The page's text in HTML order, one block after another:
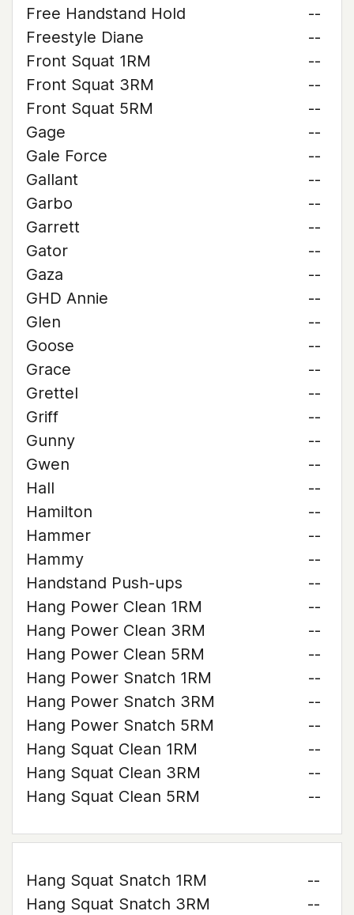
Free Handstand Hold
--
Freestyle Diane
--
Front Squat 1RM
--
Front Squat 3RM
--
Front Squat 5RM
--
Gage
--
Gale Force
--
Gallant
--
Garbo
--
Garrett
--
Gator
--
Gaza
--
GHD Annie
--
Glen
--
Goose
--
Grace
--
Grettel
--
Griff
--
Gunny
--
Gwen
--
Hall
--
Hamilton
--
Hammer
--
Hammy
--
Handstand Push-ups
--
Hang Power Clean 1RM
--
Hang Power Clean 3RM
--
Hang Power Clean 5RM
--
Hang Power Snatch 1RM
--
Hang Power Snatch 3RM
--
Hang Power Snatch 5RM
--
Hang Squat Clean 1RM
--
Hang Squat Clean 3RM
--
Hang Squat Clean 5RM
--
Hang Squat Snatch 1RM
--
Hang Squat Snatch 3RM
--